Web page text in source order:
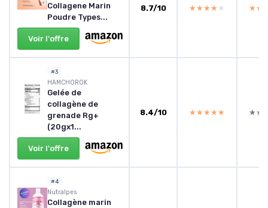
Collagene Marin
Poudre Types...
Voir l'offre
8.7/10 ★★★★★
★★★★★
#3
‎HAMCHOROK
Gelée de
collagène de
grenade Rg+
(20gx1...
Voir l'offre
8.4/10 ★★★★★
★★★★★
#4
Nutralpes
Collagène marin